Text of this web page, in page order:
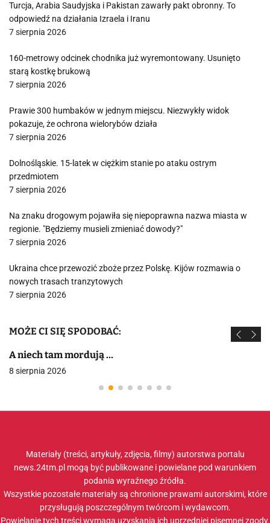
Turcja, Arabia Saudyjska i Pakistan zawarły pakt obronny. To
odpowiedź na działania Izraela i Iranu
7 sierpnia 2026
160-metrowy odcinek chodnika już wyremontowany. Usunięto
starą kostkę brukową
7 sierpnia 2026
Prawie 300 humbaków w jednym miejscu. Niezwykły widok
pokazuje, że ochrona wielorybów działa
7 sierpnia 2026
Dolnośląskie. 15-latek w ciężkim stanie po ataku ostrym
przedmiotem
7 sierpnia 2026
Na znaku drogowym pojawiła się niepoprawna nazwa miasta w
regionie. "Będziemy musieli zmieniać dowody?"
7 sierpnia 2026
Ukraina chce przewozić zboże przez Polskę. Kijów rozmawia o
nowych trasach tranzytowych
7 sierpnia 2026
MOŻE CI SIĘ SPODOBAĆ:
A niech tam mordują …
8 sierpnia 2026
Materiały (treści, artykuły, zdjęcia, filmy) autorstwa portalu
news.24tm.pl mogą być publikowane i powielane pod warunkiem
podania wyraźnego źródła.
Wszystkie pozostałe materiały są chronione prawami autorskimi, które
przysługują poszczególnym twórcom i wydawcom.
Powielanie tych treści wymaga uzyskania ich uprzedniej pisemnej zgody.